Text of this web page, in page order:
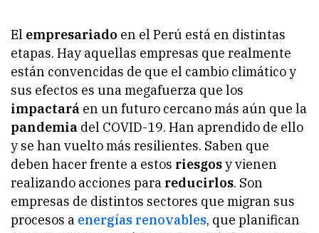
El empresariado en el Perú está en distintas
etapas. Hay aquellas empresas que realmente
están convencidas de que el cambio climático y
sus efectos es una megafuerza que los
impactará en un futuro cercano más aún que la
pandemia del COVID-19. Han aprendido de ello
y se han vuelto más resilientes. Saben que
deben hacer frente a estos riesgosy vienen
realizando acciones para reducirlos. Son
empresas de distintos sectores que migran sus
procesos a energías renovables, que planifican